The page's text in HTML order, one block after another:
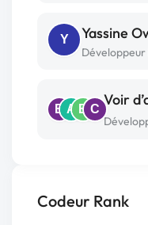
Codeur Rank
Y Yassine
B A B C
Voir